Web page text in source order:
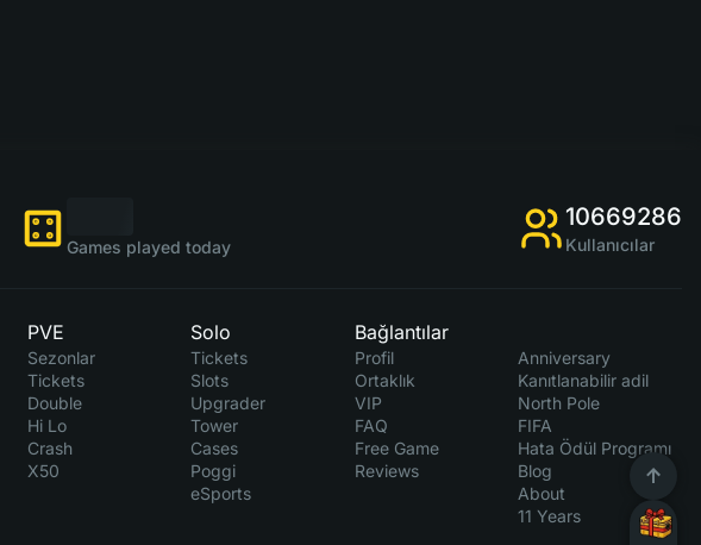
Games played today
10669286
Kullanıcılar
PVE
Sezonlar
Tickets
Double
Hi Lo
Crash
X50
Solo
Tickets
Slots
Upgrader
Tower
Cases
Poggi
eSports
Bağlantılar
Profil
Ortaklık
VIP
FAQ
Free Game
Reviews
Anniversary
Kanıtlanabilir adil
North Pole
FIFA
Hata Ödül Programı
Blog
About
11 Years